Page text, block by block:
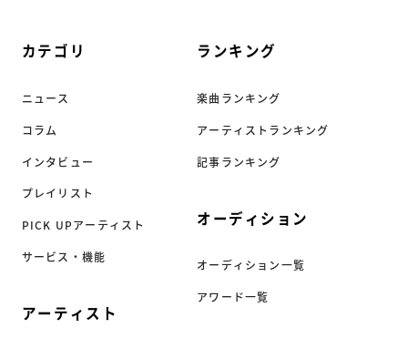
カテゴリ
ニュース
コラム
インタビュー
プレイリスト
PICK UPアーティスト
サービス・機能
アーティスト
ランキング
楽曲ランキング
アーティストランキング
記事ランキング
オーディション
オーディション一覧
アワード一覧